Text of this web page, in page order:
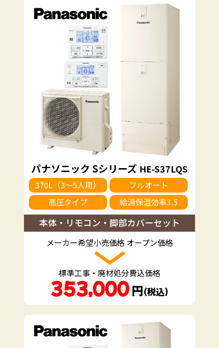
パナソニック Sシリーズ HE-S37LQS
370L（3～5人用）
フルオート
高圧タイプ
給湯保温効率3.5
本体・リモコン・脚部カバーセット
メーカー希望小売価格 オープン価格
標準工事・廃材処分費込価格
353,000 円（税込）